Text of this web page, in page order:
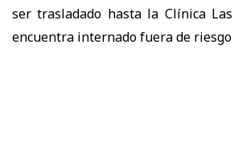
ser trasladado hasta la Clínica
encuentra internado fuera de